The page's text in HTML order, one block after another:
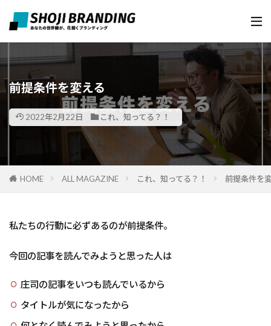
前提条件を変える
2022年2月22日 これ、知ってる？！
HOME ALL MAGAZINE これ、知ってる？！ 前提条件を
私たちの行動に必ずあるのが前提条件。
今回の記事を読んでみようと思った人は
庄司の記事をいつも読んでいるから
タイトルが気になったから